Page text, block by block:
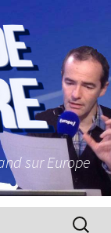
sur Europe